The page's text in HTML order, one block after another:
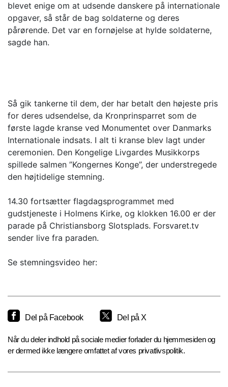
blevet enige om at udsende danskere på internationale
opgaver, så står de bag soldaterne og deres
pårørende. Det var en fornøjelse at hylde soldaterne,
sagde han.
Så gik tankerne til dem, der har betalt den højeste pris
for deres udsendelse, da Kronprinsparret som de
første lagde kranse ved Monumentet over Danmarks
Internationale indsats. I alt ti kranse blev lagt under
ceremonien. Den Kongelige Livgardes Musikkorps
spillede salmen ”Kongernes Konge”, der understregede
den højtidelige stemning.
14.30 fortsætter flagdagsprogrammet med
gudstjeneste i Holmens Kirke, og klokken 16.00 er der
parade på Christiansborg Slotsplads. Forsvaret.tv
sender live fra paraden.
Se stemningsvideo her:
Del på Facebook Del på X
Når du deler indhold på sociale medier forlader du hjemmesiden og
er dermed ikke længere omfattet af vores privatlivspolitik.